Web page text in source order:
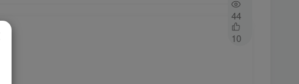
44
10